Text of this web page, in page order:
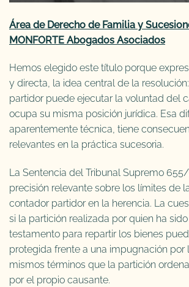
Área de Derecho de Familia y
MONFORTE Abogados Asociados
Hemos elegido este título porque
y directa, la idea central de la
partidor puede ejecutar la voluntad del
ocupa su misma posición jurídica. Esa
aparentemente técnica, tiene
relevantes en la práctica sucesoria.
La Sentencia del Tribunal Supremo
precisión relevante sobre los límites de
contador partidor en la herencia. La
si la partición realizada por quien ha
testamento para repartir los bienes
protegida frente a una impugnación por
mismos términos que la partición
por el propio causante.